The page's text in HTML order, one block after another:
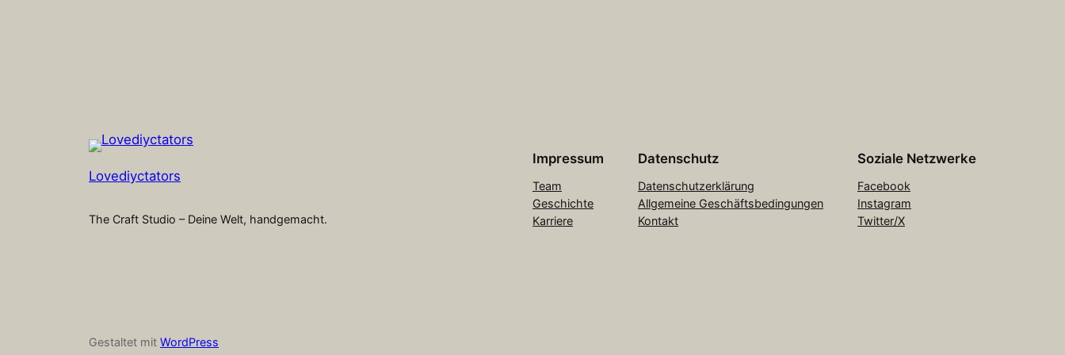
Lovediyctators
The Craft Studio – Deine Welt, handgemacht.
Impressum
Team
Geschichte
Karriere
Datenschutz
Datenschutzerklärung
Allgemeine Geschäftsbedingungen
Kontakt
Soziale Netzwerke
Facebook
Instagram
Twitter/X
Gestaltet mit WordPress